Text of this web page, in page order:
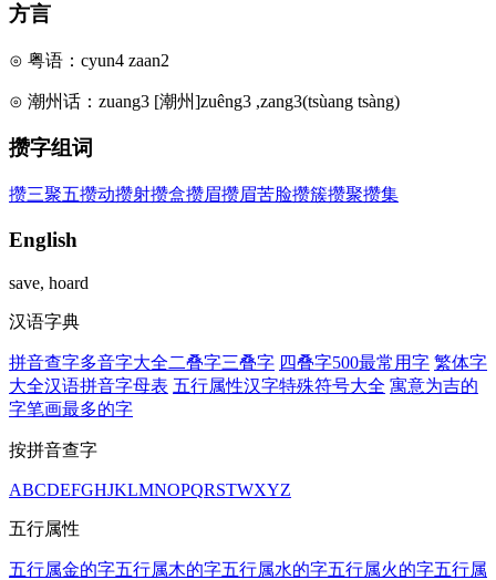
方言
⊙ 粤语：cyun4 zaan2
⊙ 潮州话：zuang3 [潮州]zuêng3 ,zang3(tsùang tsàng)
攒字组词
攒三聚五攒动攒射攒盒攒眉攒眉苦脸攒簇攒聚攒集
English
save, hoard
汉语字典
拼音查字多音字大全二叠字三叠字 四叠字500最常用字 繁体字
大全汉语拼音字母表 五行属性汉字特殊符号大全 寓意为吉的
字笔画最多的字
按拼音查字
ABCDEFGHJKLMNOPQRSTWXYZ
五行属性
五行属金的字五行属木的字五行属水的字五行属火的字五行属